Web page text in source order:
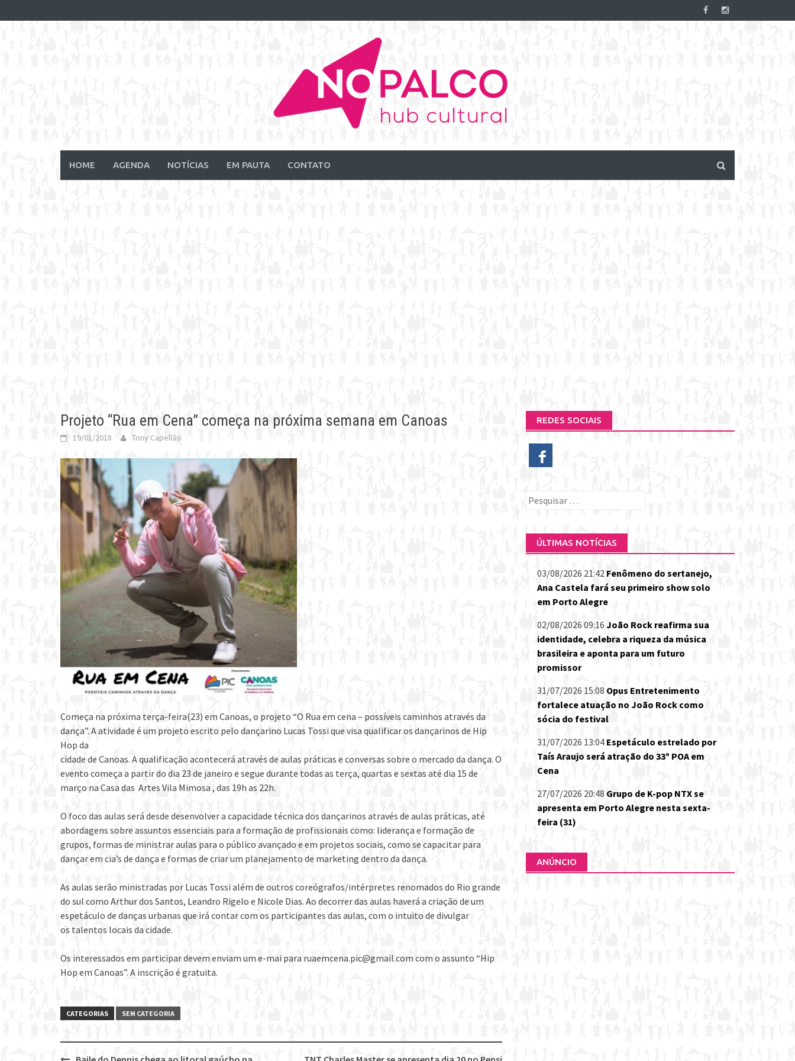
to
HOME AGENDA NOTÍCIAS EM PAUTA CONTATO
Projeto “Rua em Cena” começa na próxima semana em Canoas
19/01/2018 Tony Capellão
Começa na próxima terça-feira(23) em Canoas, o projeto “O Rua em cena – possíveis caminhos através da
dança”. A atividade é um projeto escrito pelo dançarino Lucas Tossi que visa qualificar os dançarinos de Hip
Hop da
cidade de Canoas. A qualificação acontecerá através de aulas práticas e conversas sobre o mercado da dança. O
evento começa a partir do dia 23 de janeiro e segue durante todas as terça, quartas e sextas até dia 15 de
março na Casa das Artes Vila Mimosa , das 19h as 22h.
O foco das aulas será desde desenvolver a capacidade técnica dos dançarinos através de aulas práticas, até
abordagens sobre assuntos essenciais para a formação de profissionais como: liderança e formação de
grupos, formas de ministrar aulas para o público avançado e em projetos sociais, como se capacitar para
dançar em cia’s de dança e formas de criar um planejamento de marketing dentro da dança.
As aulas serão ministradas por Lucas Tossi além de outros coreógrafos/intérpretes renomados do Rio grande
do sul como Arthur dos Santos, Leandro Rigelo e Nicole Dias. Ao decorrer das aulas haverá a criação de um
espetáculo de danças urbanas que irá contar com os participantes das aulas, com o intuito de divulgar
os talentos locais da cidade.
Os interessados em participar devem enviam um e-mai para ruaemcena.pic@gmail.com com o assunto “Hip
Hop em Canoas”. A inscrição é gratuita.
CATEGORIAS SEM CATEGORIA
REDES SOCIAIS
Pesquisar
ÚLTIMAS NOTÍCIAS
03/08/2026 21:42 Fenômeno do sertanejo,
Ana Castela fará seu primeiro show solo
em Porto Alegre
02/08/2026 09:16 João Rock reafirma sua
identidade, celebra a riqueza da música
brasileira e aponta para um futuro
promissor
31/07/2026 15:08 Opus Entretenimento
fortalece atuação no João Rock como
sócia do festival
31/07/2026 13:04 Espetáculo estrelado por
Taís Araujo será atração do 33º POA em
Cena
27/07/2026 20:48 Grupo de K-pop NTX se
apresenta em Porto Alegre nesta sexta-
feira (31)
ANÚNCIO